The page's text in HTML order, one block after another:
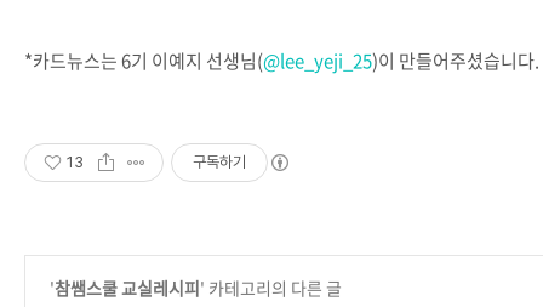
*카드뉴스는 6기 이예지 선생님(@lee_yeji_25)이 만들어주셨습니다.
13 구독하기
'참쌤스쿨 교실레시피' 카테고리의 다른 글